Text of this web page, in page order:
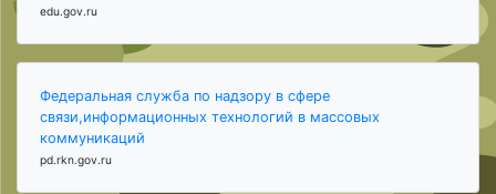
edu.gov.ru
Федеральная служба по надзору в сфере
связи,информационных технологий в массовых
коммуникаций
pd.rkn.gov.ru